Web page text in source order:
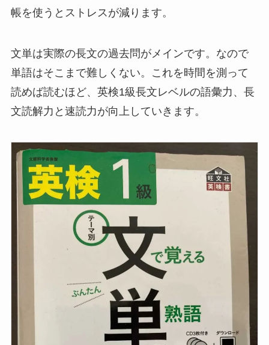
帳を使うとストレスが減ります。
文単は実際の長文の過去問がメインです。なので
単語はそこまで難しくない。これを時間を測って
読めば読むほど、英検1級長文レベルの語彙力、長
文読解力と速読力が向上していきます。